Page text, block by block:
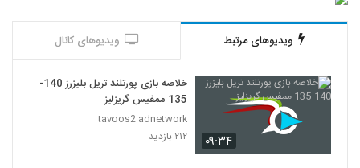
ویدیوهای مرتبط ویدیوهای کانال
۰۹:۳۴
خلاصه بازی پورتلند تریل بلیزرز 140-
135 ممفیس گریزلیز
tavoos2 adnetwork
۲۱۲ بازدید